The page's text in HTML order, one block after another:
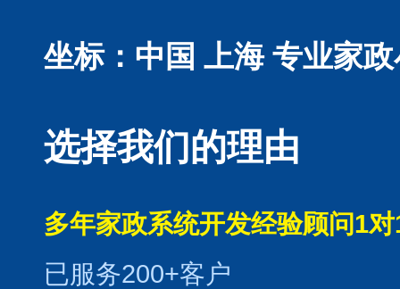
坐标：中国 上海 专业家
选择我们的理由
多年家政系统开发经验顾问1
已服务200+客户